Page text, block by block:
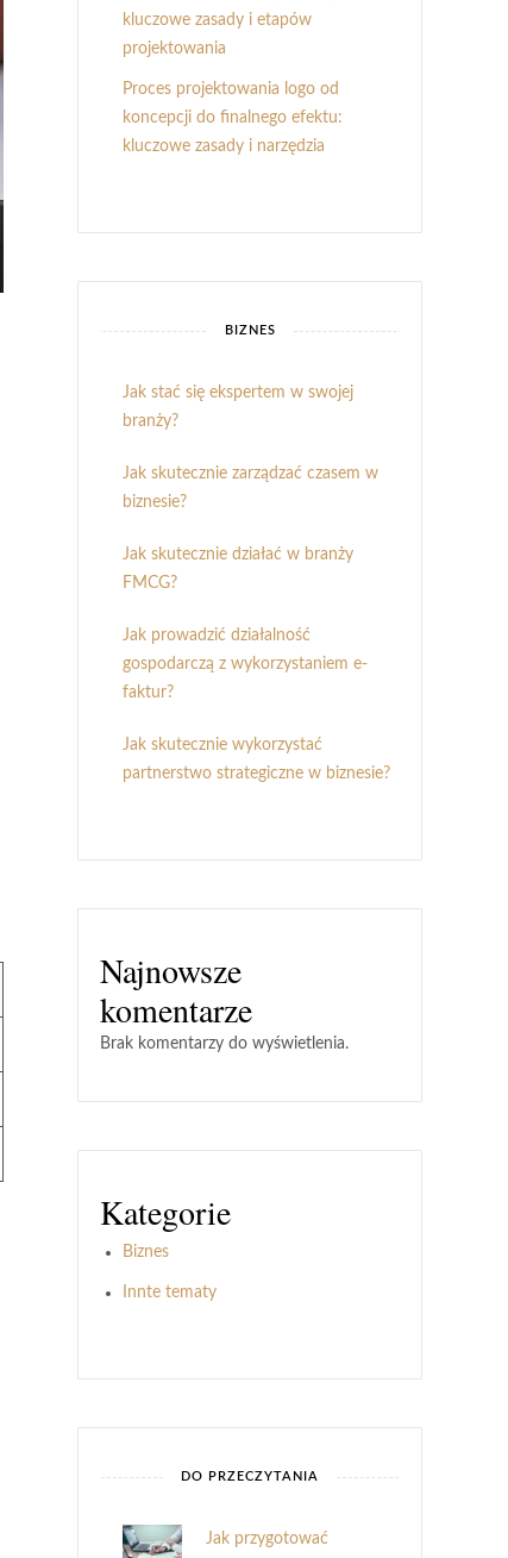
kluczowe zasady i etapów
projektowania
Proces projektowania logo od
koncepcji do finalnego efektu:
kluczowe zasady i narzędzia
BIZNES
Jak stać się ekspertem w swojej
branży?
Jak skutecznie zarządzać czasem w
biznesie?
Jak skutecznie działać w branży
FMCG?
Jak prowadzić działalność
gospodarczą z wykorzystaniem e-
faktur?
Jak skutecznie wykorzystać
partnerstwo strategiczne w biznesie?
Najnowsze
komentarze
Brak komentarzy do wyświetlenia.
Kategorie
Biznes
Innte tematy
DO PRZECZYTANIA
Jak przygotować